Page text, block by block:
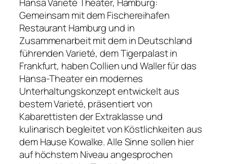
Gemeinsam mit dem Fischereihafen
Restaurant Hamburg und in
Zusammenarbeit mit dem in Deutschland
führenden Varieté, dem Tigerpalast in
Frankfurt, haben Collien und Waller für das
Hansa-Theater ein modernes
Unterhaltungskonzept entwickelt aus
bestem Varieté, präsentiert von
Kabarettisten der Extraklasse und
kulinarisch begleitet von Köstlichkeiten aus
dem Hause Kowalke. Alle Sinne sollen hier
auf höchstem Niveau angesprochen